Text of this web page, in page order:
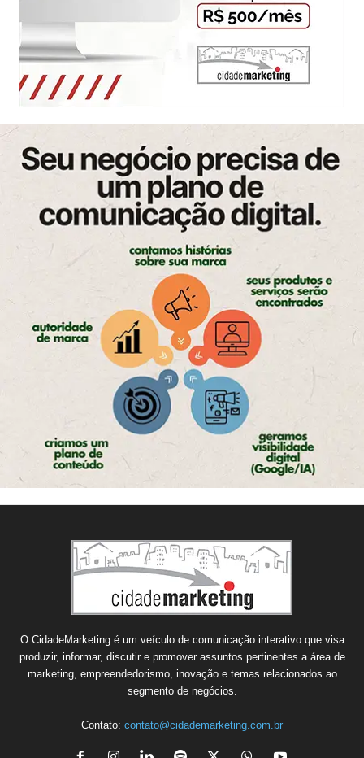
O CidadeMarketing é um veículo de comunicação interativo que visa
produzir, informar, discutir e promover assuntos pertinentes a área de
marketing, empreendedorismo, inovação e temas relacionados ao
segmento de negócios.
Contato: contato@cidademarketing.com.br